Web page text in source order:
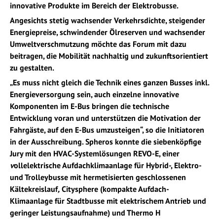
innovative Produkte im Bereich der Elektrobusse.
Angesichts stetig wachsender Verkehrsdichte, steigender
Energiepreise, schwindender Ölreserven und wachsender
Umweltverschmutzung möchte das Forum mit dazu
beitragen, die Mobilität nachhaltig und zukunftsorientiert
zu gestalten.
„Es muss nicht gleich die Technik eines ganzen Busses inkl.
Energieversorgung sein, auch einzelne innovative
Komponenten im E-Bus bringen die technische
Entwicklung voran und unterstützen die Motivation der
Fahrgäste, auf den E-Bus umzusteigen“, so die Initiatoren
in der Ausschreibung. Spheros konnte die siebenköpfige
Jury mit den HVAC-Systemlösungen REVO-E, einer
vollelektrische Aufdachklimaanlage für Hybrid-, Elektro-
und Trolleybusse mit hermetisierten geschlossenen
Kältekreislauf, Citysphere (kompakte Aufdach-
Klimaanlage für Stadtbusse mit elektrischem Antrieb und
geringer Leistungsaufnahme) und Thermo H